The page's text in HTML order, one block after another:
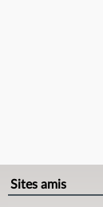
Sites amis